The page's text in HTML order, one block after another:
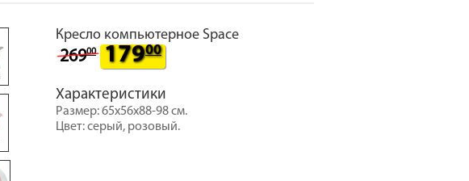
Кресло компьютерное Space
26900 17900
Характеристики
Размер: 65x56x88-98 см.
Цвет: серый, розовый.